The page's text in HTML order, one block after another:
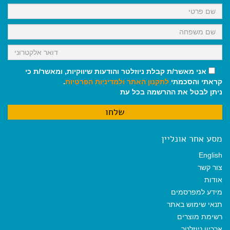
k
p
m
אני מאשר/ת קבלת ניוזלטר והודעות שיווקיות, ומאשר/ת כי
קראתי והסכמתי לתקנון האתר ולמדיניות הפרטיות.
ניתן לבטל את ההרשמה בכל עת
מסע אחר אונליין
English
צור קשר
אודות
מידע למפרסמים
תנאי שימוש באתר
רשימת מוצרים